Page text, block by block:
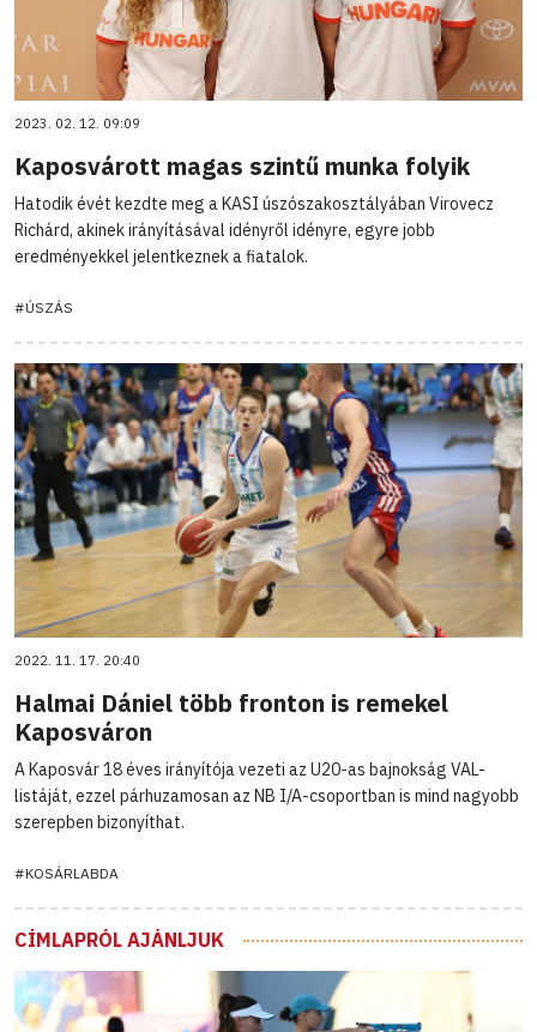
2023. 02. 12. 09:09
Kaposvárott magas szintű munka folyik
Hatodik évét kezdte meg a KASI úszószakosztályában Virovecz
Richárd, akinek irányításával idényről idényre, egyre jobb
eredményekkel jelentkeznek a fiatalok.
#ÚSZÁS
2022. 11. 17. 20:40
Halmai Dániel több fronton is remekel
Kaposváron
A Kaposvár 18 éves irányítója vezeti az U20-as bajnokság VAL-
listáját, ezzel párhuzamosan az NB I/A-csoportban is mind nagyobb
szerepben bizonyíthat.
#KOSÁRLABDA
CÍMLAPRÓL AJÁNLJUK